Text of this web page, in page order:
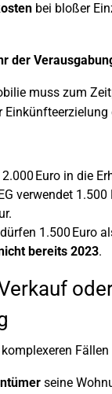
bei bloßer
der
muss zum
Einkünfteerzielung
Euro in die
verwendet
dürfen 1.500 Euro
bereits 2023.
Fällen
seine